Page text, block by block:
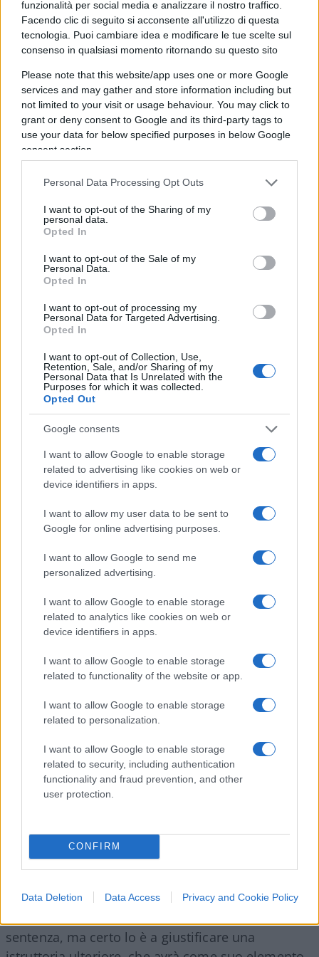
funzionalità per social media e analizzare il nostro traffico.
Facendo clic di seguito si acconsente all'utilizzo di questa
tecnologia. Puoi cambiare idea e modificare le tue scelte sul
consenso in qualsiasi momento ritornando su questo sito
Please note that this website/app uses one or more Google
services and may gather and store information including but
not limited to your visit or usage behaviour. You may click to
grant or deny consent to Google and its third-party tags to
use your data for below specified purposes in below Google
consent section.
Personal Data Processing Opt Outs
I want to opt-out of the Sharing of my
personal data.
Opted In
I want to opt-out of the Sale of my
Personal Data.
Opted In
I want to opt-out of processing my
Personal Data for Targeted Advertising.
Opted In
I want to opt-out of Collection, Use,
Retention, Sale, and/or Sharing of my
Personal Data that Is Unrelated with the
Purposes for which it was collected.
Opted Out
Google consents
I want to allow Google to enable storage
related to advertising like cookies on web or
device identifiers in apps.
I want to allow my user data to be sent to
Google for online advertising purposes.
I want to allow Google to send me
personalized advertising.
I want to allow Google to enable storage
related to analytics like cookies on web or
device identifiers in apps.
I want to allow Google to enable storage
related to functionality of the website or app.
I want to allow Google to enable storage
related to personalization.
I want to allow Google to enable storage
related to security, including authentication
functionality and fraud prevention, and other
user protection.
CONFIRM
Data Deletion Data Access Privacy and Cookie Policy
dovrebbe dare un principio di risposta, peraltro al
momento avvolto in un denso e impenetrabile
fumo.
Quel che c’è da mettere in conto è il netto
spostamento a sinistra del Pd, reso emblematico
dall’uscita dal partito di Matteo Renzi, ma
consacrato a piene parole dallo stesso presidente
svelato pubblicamente il suo originario
orientamento, da cristiano di sinistra, riportato
alla luce con una perfetta scelta di tempo, da abile
contorsionista quale si è rivelato, con l’ovvio
Romano Prodi. Ora, questo spostamento può
benissimo essere non gradito da un Paese
tendenzialmente portato verso il centro-destra,
tanto che Berlusconi ha lucrato il beneficio
elettorale di un anti-comunismo non del tutto
archiviato; e Prodi ha vinto due volte in virtù di
una coalizione aperta sul centro, che poi, almeno
una volta, l’avrebbe tradito proprio nella sua
componente di sinistra.
Zingaretti continua ostinatamente a ripetere la
sua giaculatoria di un Pd unitario, plurale, a
vocazione maggioritaria; ma questa non è più
salvifica, tutt’al più scaramantica. Oggi come oggi,
drammaticamente dalla differenza negativa sopra
evidenziata, che ovviamente risente degli
avvenimenti della settimana precedente, il Pd non
è più niente di tutto ciò. Non è più unitario, non
solo per l’uscita di Renzi, ma per l’esistenza di
correnti bel strutturate e visibili; non è più plurale,
perché non può essere definito di centro-sinistra,
meno che meno, a vocazione maggioritaria, né di
per sé né per la sua capacità di aggregazione,
tanto che oggi sommandogli Sinistra, Verdi, Più
Europa, raggiunge solo il 30,8 per cento. Il che
riduzione del numero dei parlamentari con una
legge elettorale nettamente proporzionale.
sentenza, ma certo lo è a giustificare una